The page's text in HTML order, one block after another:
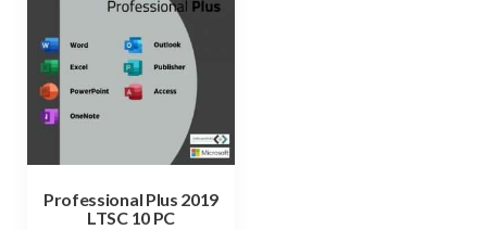
Professional Plus 2019
LTSC 10 PC